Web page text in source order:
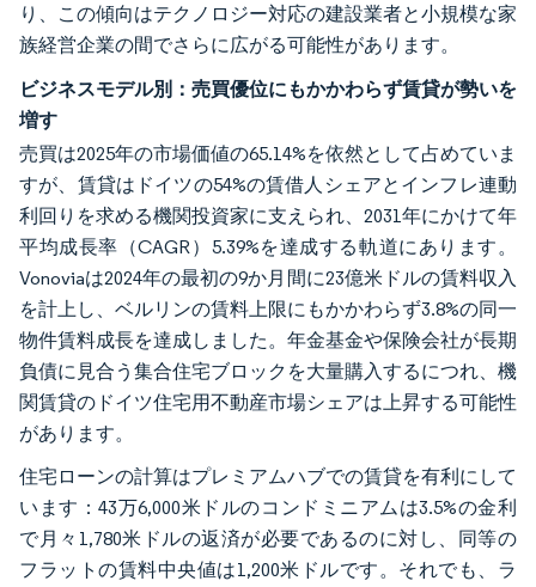
り、この傾向はテクノロジー対応の建設業者と小規模な家
族経営企業の間でさらに広がる可能性があります。
ビジネスモデル別：売買優位にもかかわらず賃貸が勢いを
増す
売買は2025年の市場価値の65.14%を依然として占めていま
すが、賃貸はドイツの54%の賃借人シェアとインフレ連動
利回りを求める機関投資家に支えられ、2031年にかけて年
平均成長率（CAGR）5.39%を達成する軌道にあります。
Vonoviaは2024年の最初の9か月間に23億米ドルの賃料収入
を計上し、ベルリンの賃料上限にもかかわらず3.8%の同一
物件賃料成長を達成しました。年金基金や保険会社が長期
負債に見合う集合住宅ブロックを大量購入するにつれ、機
関賃貸のドイツ住宅用不動産市場シェアは上昇する可能性
があります。
住宅ローンの計算はプレミアムハブでの賃貸を有利にして
います：43万6,000米ドルのコンドミニアムは3.5%の金利
で月々1,780米ドルの返済が必要であるのに対し、同等の
フラットの賃料中央値は1,200米ドルです。それでも、ラ